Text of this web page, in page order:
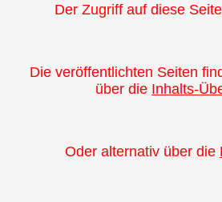
Der Zugriff auf diese
Die veröffentlichten Seiten
über die Inhalts-
Oder alternativ über die